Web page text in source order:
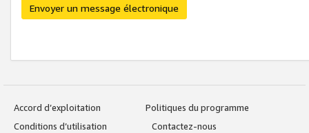
Envoyer un message électronique
Accord d’exploitation
Politiques du programme
Conditions d’utilisation
Contactez-nous